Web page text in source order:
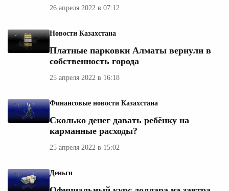
26 апреля 2022 в 07:12
Новости Казахстана
Платные парковки Алматы вернули в
собственность города
25 апреля 2022 в 16:18
Финансовые новости Казахстана
Сколько денег давать ребёнку на
карманные расходы?
25 апреля 2022 в 15:02
Деньги